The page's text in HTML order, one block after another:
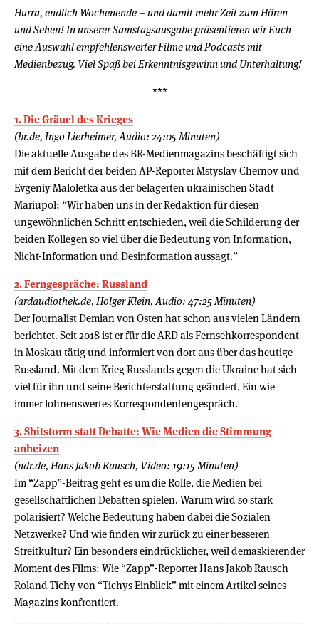
Hurra, endlich Wochenende – und damit mehr Zeit zum Hören
und Sehen! In unserer Samstagsausgabe präsentieren wir Euch
eine Auswahl empfehlenswerter Filme und Podcasts mit
Medienbezug. Viel Spaß bei Erkenntnisgewinn und Unterhaltung!
***
1. Die Gräuel des Krieges
(br.de, Ingo Lierheimer, Audio: 24:05 Minuten)
Die aktuelle Ausgabe des BR-Medienmagazins beschäftigt sich
mit dem Bericht der beiden AP-Reporter Mstyslav Chernov und
Evgeniy Maloletka aus der belagerten ukrainischen Stadt
Mariupol: “Wir haben uns in der Redaktion für diesen
ungewöhnlichen Schritt entschieden, weil die Schilderung der
beiden Kollegen so viel über die Bedeutung von Information,
Nicht-Information und Desinformation aussagt.”
2. Ferngespräche: Russland
(ardaudiothek.de, Holger Klein, Audio: 47:25 Minuten)
Der Journalist Demian von Osten hat schon aus vielen Ländern
berichtet. Seit 2018 ist er für die ARD als Fernsehkorrespondent
in Moskau tätig und informiert von dort aus über das heutige
Russland. Mit dem Krieg Russlands gegen die Ukraine hat sich
viel für ihn und seine Berichterstattung geändert. Ein wie
immer lohnenswertes Korrespondentengespräch.
3. Shitstorm statt Debatte: Wie Medien die Stimmung
anheizen
(ndr.de, Hans Jakob Rausch, Video: 19:15 Minuten)
Im “Zapp”-Beitrag geht es um die Rolle, die Medien bei
gesellschaftlichen Debatten spielen. Warum wird so stark
polarisiert? Welche Bedeutung haben dabei die Sozialen
Netzwerke? Und wie finden wir zurück zu einer besseren
Streitkultur? Ein besonders eindrücklicher, weil demaskierender
Moment des Films: Wie “Zapp”-Reporter Hans Jakob Rausch
Roland Tichy von “Tichys Einblick” mit einem Artikel seines
Magazins konfrontiert.